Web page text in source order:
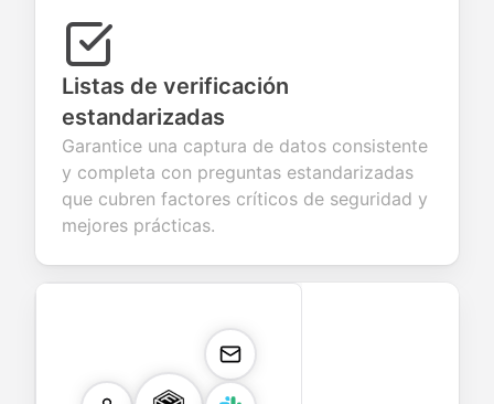
Listas de verificación
estandarizadas
Garantice una captura de datos consistente
y completa con preguntas estandarizadas
que cubren factores críticos de seguridad y
mejores prácticas.